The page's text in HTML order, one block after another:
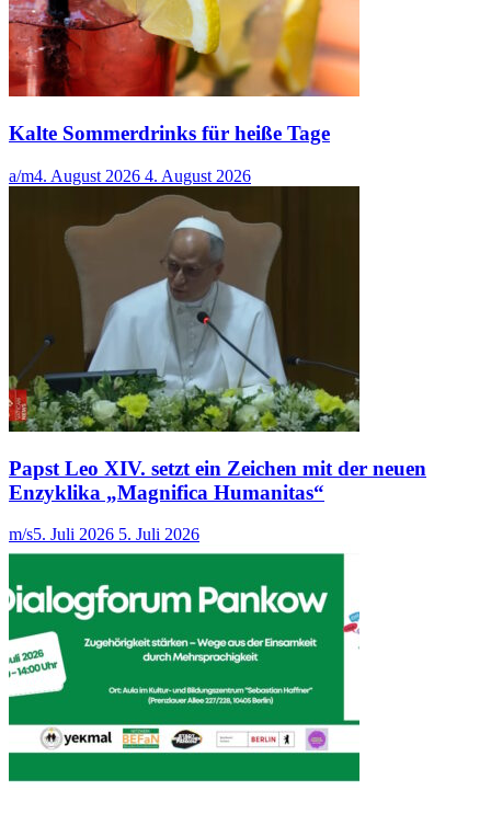
Kalte Sommerdrinks für heiße Tage
a/m4. August 2026 4. August 2026
Papst Leo XIV. setzt ein Zeichen mit der neuen
Enzyklika „Magnifica Humanitas“
m/s5. Juli 2026 5. Juli 2026